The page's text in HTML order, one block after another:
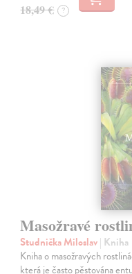
18,49 € ?
Masožravé
Studnička Miloslav| Kniha
Kniha o masožravých
která je často pěstována